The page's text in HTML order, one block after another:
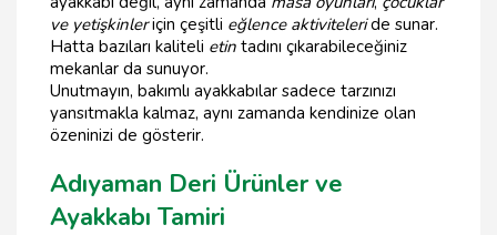
ve yetişkinleriçin çeşitli eğlence aktiviteleride sunar.
Hatta bazıları kaliteli etin tadını çıkarabileceğiniz
mekanlar da sunuyor.
Unutmayın, bakımlı ayakkabılar sadece tarzınızı
yansıtmakla kalmaz, aynı zamanda kendinize olan
özeninizi de gösterir.
Adıyaman Deri Ürünler ve
Ayakkabı Tamiri